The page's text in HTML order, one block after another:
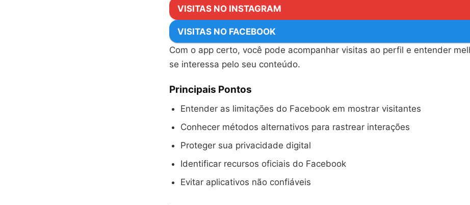
VISITAS NO INSTAGRAM
VISITAS NO FACEBOOK
Com o app certo, você pode acompanhar visitas ao perfil e entender
se interessa pelo seu conteúdo.
Principais Pontos
Entender as limitações do Facebook em mostrar visitantes
Conhecer métodos alternativos para rastrear interações
Proteger sua privacidade digital
Identificar recursos oficiais do Facebook
Evitar aplicativos não confiáveis